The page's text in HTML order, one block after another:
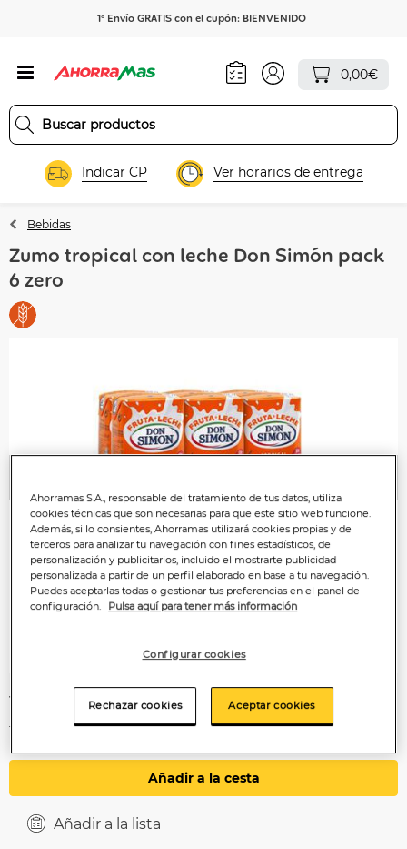
1º Envío GRATIS con el cupón: BIENVENIDO
0,00€
Indicar CP Ver horarios de entrega
Bebidas
Zumo tropical con leche Don Simón pack
6 zero
1
1,25€/litro
Añadir a la cesta
Añadir a la lista
Ahorramas S.A., responsable del tratamiento de tus datos, utiliza
cookies técnicas que son necesarias para que este sitio web funcione.
Además, si lo consientes, Ahorramas utilizará cookies propias y de
terceros para analizar tu navegación con fines estadísticos, de
personalización y publicitarios, incluido el mostrarte publicidad
personalizada a partir de un perfil elaborado en base a tu navegación.
Puedes aceptarlas todas o gestionar tus preferencias en el panel de
configuración.
Pulsa aquí para tener más información
Configurar cookies
Rechazar cookies Aceptar cookies